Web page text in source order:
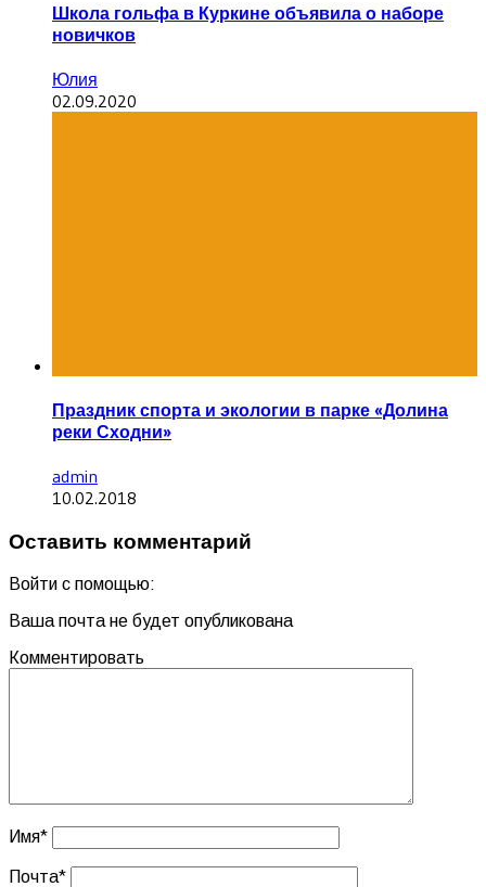
Школа гольфа в Куркине объявила о наборе
новичков
Юлия
02.09.2020
Праздник спорта и экологии в парке «Долина
реки Сходни»
admin
10.02.2018
Оставить комментарий
Войти с помощью:
Ваша почта не будет опубликована
Комментировать
Имя*
Почта*